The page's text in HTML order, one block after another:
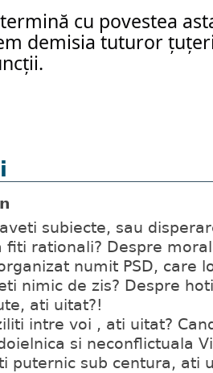
cu povestea
demisia tuturor
subiecte, sau
fiti rationali? Despre
numit PSD, care
nimic de zis? Despre
ati uitat?!
intre voi , ati uitat?
si neconflictuala
puternic sub centura, ati